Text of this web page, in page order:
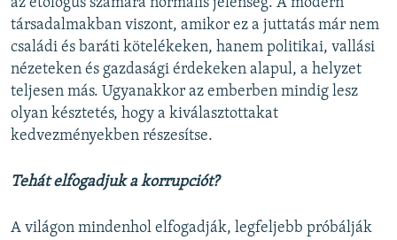
társadalmakban viszont, amikor ez a juttatás már nem
családi és baráti kötelékeken, hanem politikai, vallási
nézeteken és gazdasági érdekeken alapul, a helyzet
teljesen más. Ugyanakkor az emberben mindig lesz
olyan késztetés, hogy a kiválasztottakat
kedvezményekben részesítse.
Tehát elfogadjuk a korrupciót?
A világon mindenhol elfogadják, legfeljebb próbálják